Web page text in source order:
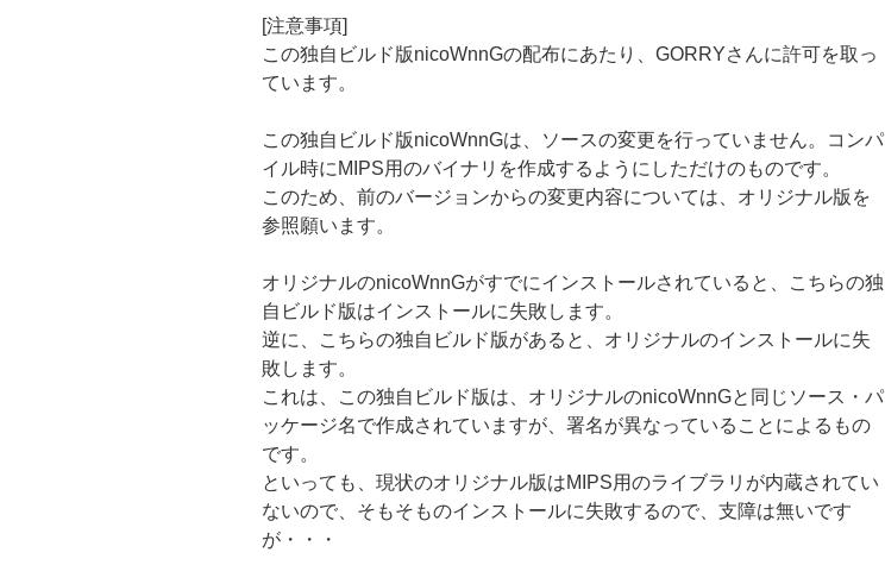
[注意事項]
この独自ビルド版nicoWnnGの配布にあたり、GORRYさんに許可を取っ
ています。
この独自ビルド版nicoWnnGは、ソースの変更を行っていません。コンパ
イル時にMIPS用のバイナリを作成するようにしただけのものです。
このため、前のバージョンからの変更内容については、オリジナル版を
参照願います。
オリジナルのnicoWnnGがすでにインストールされていると、こちらの独
自ビルド版はインストールに失敗します。
逆に、こちらの独自ビルド版があると、オリジナルのインストールに失
敗します。
これは、この独自ビルド版は、オリジナルのnicoWnnGと同じソース・パ
ッケージ名で作成されていますが、署名が異なっていることによるもの
です。
といっても、現状のオリジナル版はMIPS用のライブラリが内蔵されてい
ないので、そもそものインストールに失敗するので、支障は無いです
が・・・